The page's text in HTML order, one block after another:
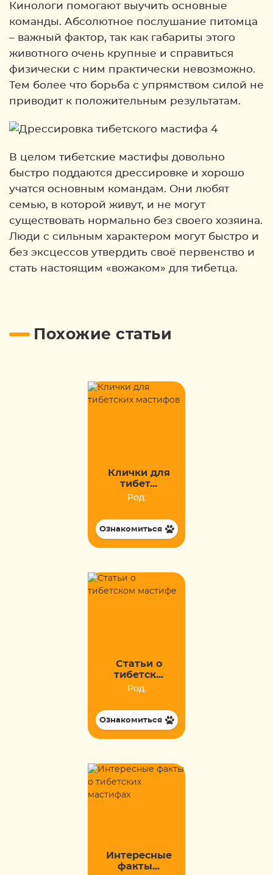
Кинологи помогают выучить основные
команды. Абсолютное послушание питомца
– важный фактор, так как габариты этого
животного очень крупные и справиться
физически с ним практически невозможно.
Тем более что борьба с упрямством силой не
приводит к положительным результатам.
В целом тибетские мастифы довольно
быстро поддаются дрессировке и хорошо
учатся основным командам. Они любят
семью, в которой живут, и не могут
существовать нормально без своего хозяина.
Люди с сильным характером могут быстро и
без эксцессов утвердить своё первенство и
стать настоящим «вожаком» для тибетца.
Похожие статьи
Клички для
тибет...
Род:
Ознакомиться
Статьи о
тибетск...
Род:
Ознакомиться
Интересные
факты...